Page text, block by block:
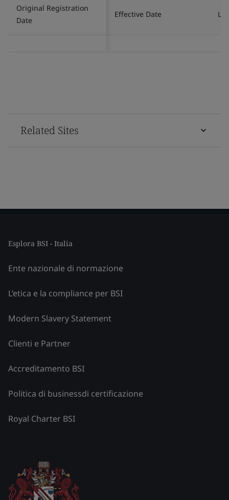
Original Registration
Date
Effective Date
Related Sites
Esplora BSI - Italia
Ente nazionale di normazione
L’etica e la compliance per BSI
Modern Slavery Statement
Clienti e Partner
Accreditamento BSI
Politica di businessdi certificazione
Royal Charter BSI